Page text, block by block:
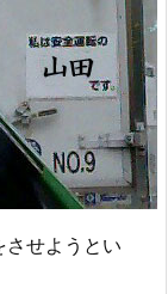
せようとい